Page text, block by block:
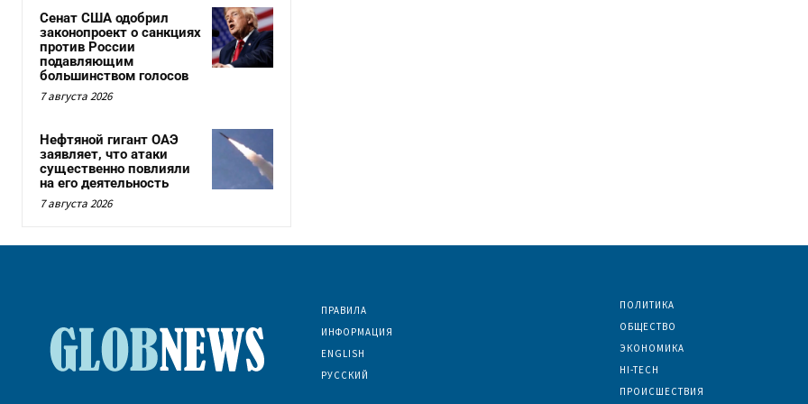
Сенат США одобрил
законопроект о санкциях
против России
подавляющим
большинством голосов
7 августа 2026
Нефтяной гигант ОАЭ
заявляет, что атаки
существенно повлияли
на его деятельность
7 августа 2026
ПРАВИЛА
ИНФОРМАЦИЯ
ENGLISH
РУССКИЙ
ПОЛИТИКА
ОБЩЕСТВО
ЭКОНОМИКА
HI-TECH
ПРОИСШЕСТВИЯ